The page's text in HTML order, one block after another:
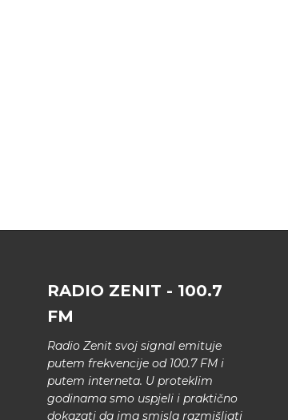
RADIO ZENIT - 100.7
FM
Radio Zenit svoj signal emituje
putem frekvencije od 100.7 FM i
putem interneta. U proteklim
godinama smo uspjeli i praktično
dokazati da ima smisla razmišljati